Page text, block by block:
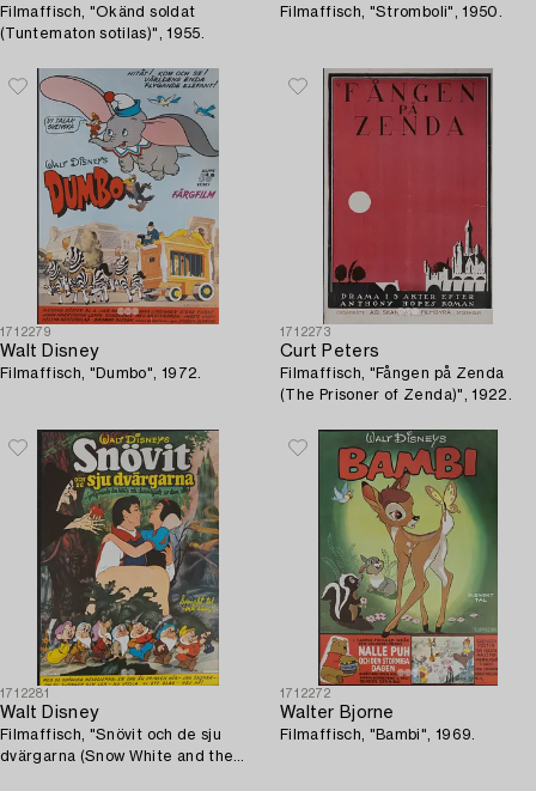
Filmaffisch, "Okänd soldat
(Tuntematon sotilas)", 1955.
Filmaffisch, "Stromboli", 1950.
1712279
Walt Disney
Filmaffisch, "Dumbo", 1972.
1712273
Curt Peters
Filmaffisch, "Fången på Zenda
(The Prisoner of Zenda)", 1922.
1712281
Walt Disney
Filmaffisch, "Snövit och de sju
dvärgarna (Snow White and the
1712272
Walter Bjorne
Filmaffisch, "Bambi", 1969.